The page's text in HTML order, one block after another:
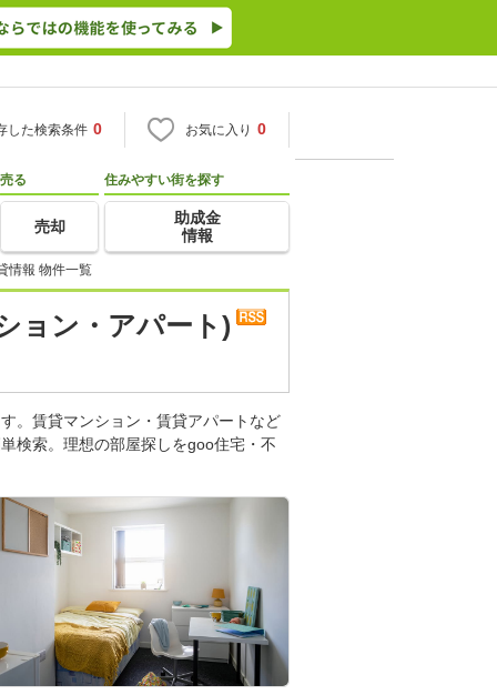
した検索条件 0 お気に入り 0
売る
売却
住みやすい街を探す
助成金
情報
情報 物件一覧
ョン・アパート)
。賃貸マンション・賃貸アパートなど
検索。理想の部屋探しをgoo住宅・不